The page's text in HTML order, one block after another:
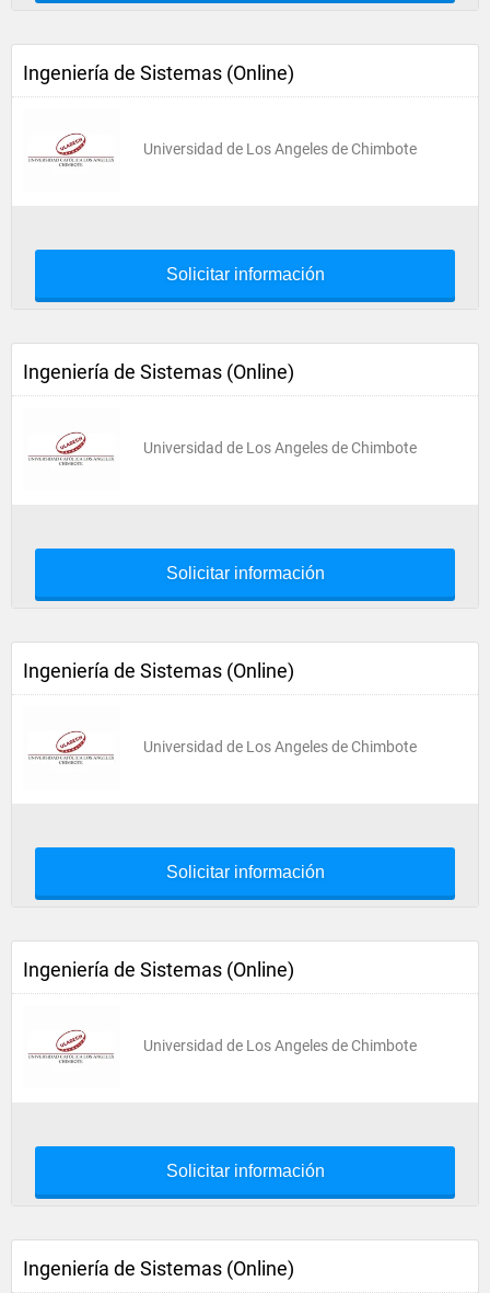
Ingeniería de Sistemas (Online)
Universidad de Los Angeles de Chimbote
Solicitar información
Ingeniería de Sistemas (Online)
Universidad de Los Angeles de Chimbote
Solicitar información
Ingeniería de Sistemas (Online)
Universidad de Los Angeles de Chimbote
Solicitar información
Ingeniería de Sistemas (Online)
Universidad de Los Angeles de Chimbote
Solicitar información
Ingeniería de Sistemas (Online)